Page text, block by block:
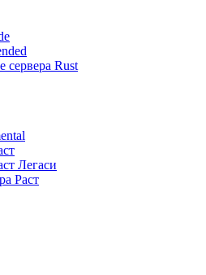
сервера Rust
Легаси
Раст